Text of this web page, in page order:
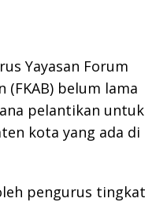
Yayasan Forum
(FKAB) belum lama
pelantikan untuk
kota yang ada di
pengurus tingkat